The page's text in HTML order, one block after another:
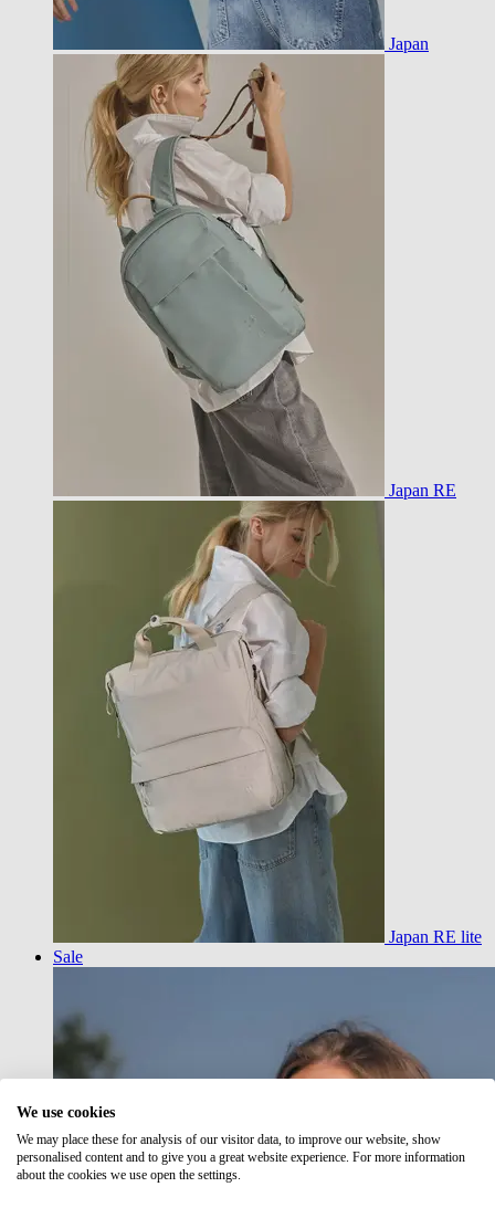
Japan
Japan RE
Japan RE lite
Sale
We use cookies
We may place these for analysis of our visitor data, to improve our website, show
personalised content and to give you a great website experience. For more information
about the cookies we use open the settings.